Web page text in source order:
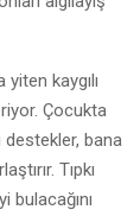
kaygılı
Çocukta
destekler, bana
Tıpkı
bulacağını